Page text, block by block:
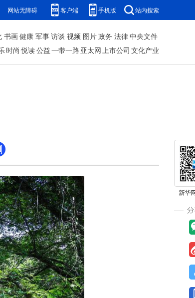
网站无障碍 客户端 手机版 站内搜索
书画健康 军事访谈 视频 图片政务 法律中央文件
时尚 悦读公益一带一路 亚太网上市公司 文化产业